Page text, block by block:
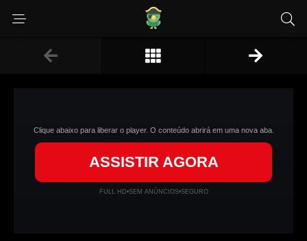
Clique abaixo para liberar o player. O conteúdo abrirá em uma nova aba.
ASSISTIR AGORA
FULL HD•SEM ANÚNCIOS•SEGURO